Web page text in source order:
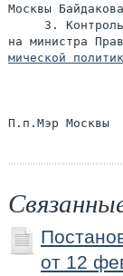
Москвы
3.
на министра
мической
от 12